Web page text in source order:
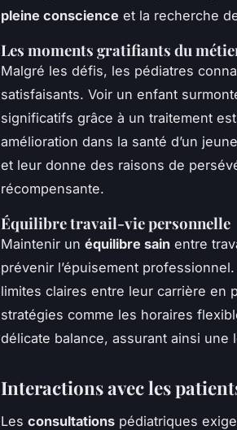
pleine conscience et la recherche
Les moments gratifiants du
Malgré les défis, les pédiatres
satisfaisants. Voir un enfant
significatifs grâce à un traitement
amélioration dans la santé d’un
et leur donne des raisons de
récompensante.
Équilibre travail-vie personnelle
Maintenir un équilibre sain entre
prévenir l’épuisement
limites claires entre leur carrière en
stratégies comme les horaires
délicate balance, assurant ainsi
Interactions avec les
Les consultations pédiatriques